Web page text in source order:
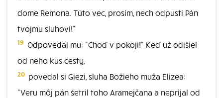
dome Remona. Túto vec, prosím, nech odpustí Pán
tvojmu sluhovi!"
19 Odpovedal mu: "Choď v pokoji!" Keď už odišiel
od neho kus cesty,
20 povedal si Giezi, sluha Božieho muža Elizea:
"Veru môj pán šetril toho Aramejčana a neprijal od